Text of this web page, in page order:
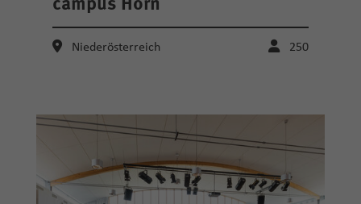
campus Horn
Niederösterreich 250